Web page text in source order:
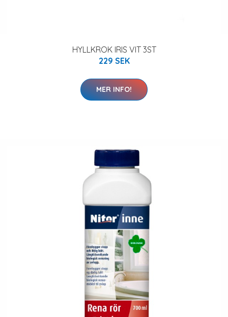
HYLLKROK IRIS VIT 3ST
229 SEK
MER INFO!